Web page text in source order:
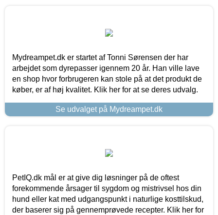
Mydreampet.dk er startet af Tonni Sørensen der har
arbejdet som dyrepasser igennem 20 år. Han ville lave
en shop hvor forbrugeren kan stole på at det produkt de
køber, er af høj kvalitet. Klik her for at se deres udvalg.
Se udvalget på Mydreampet.dk
PetIQ.dk mål er at give dig løsninger på de oftest
forekommende årsager til sygdom og mistrivsel hos din
hund eller kat med udgangspunkt i naturlige kosttilskud,
der baserer sig på gennemprøvede recepter. Klik her for